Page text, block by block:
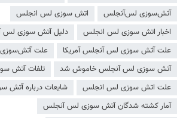
آتش‌سوزی لس‌آنجلس
اتش سوزی لس انجلس
اخبار اتش سوزی لس انجلس
دلیل آتش سوزی لس
علت آتش سوزی لس آنجلس آمریکا
علت
آتش سوزی لس آنجلس خاموش شد
تلفات آتش
علت اتش سوزی لس انجلس
شایعات درباره
آمار کشته شدگان آتش سوزی لس آنجلس